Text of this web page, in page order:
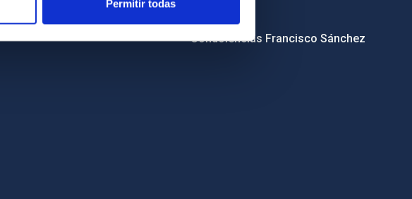
Permitir todas
Condolencias Francisco Sánchez